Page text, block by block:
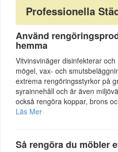
Professionella
Använd
hemma
Vitvinsvinäger disinfekterar
mögel, vax- och
extrema rengöringsstyrkor på
syrainnehåll och är även
också rengöra koppar, brons
Läs Mer
Så rengöra du möbler